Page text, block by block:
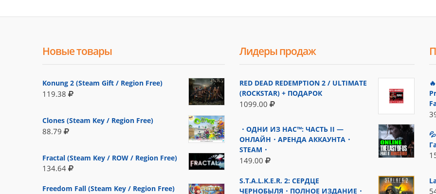
Новые товары
Konung 2 (Steam Gift / Region Free)
119.38
Clones (Steam Key / Region Free)
88.79
Fractal (Steam Key / ROW / Region Free)
134.64
Freedom Fall (Steam Key / Region Free)
Лидеры продаж
RED DEAD REDEMPTION 2 / ULTIMATE
(ROCKSTAR) + ПОДАРОК
1099.00
・ОДНИ ИЗ НАС™: ЧАСТЬ II —
ОНЛАЙН・АРЕНДА АККАУНТА・
STEAM・
149.00
S.T.A.L.K.E.R. 2: СЕРДЦЕ
ЧЕРНОБЫЛЯ・ПОЛНОЕ ИЗДАНИЕ・